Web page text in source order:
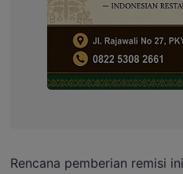
Rencana pemberian remisi